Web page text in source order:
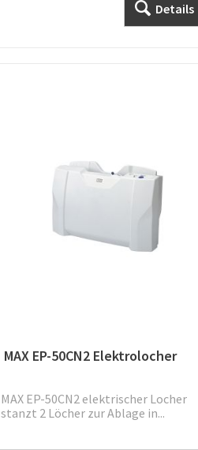
Details
MAX EP-50CN2 Elektrolocher
MAX EP-50CN2 elektrischer Locher
stanzt 2 Löcher zur Ablage in...